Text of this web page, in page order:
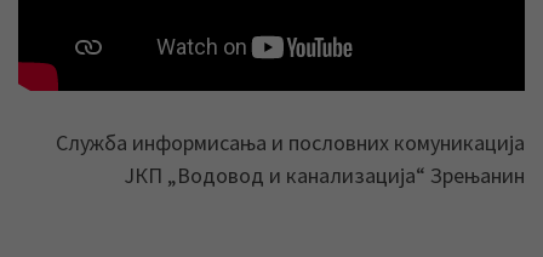
Служба информисања и пословних комуникација
ЈКП „Водовод и канализација“ Зрењанин